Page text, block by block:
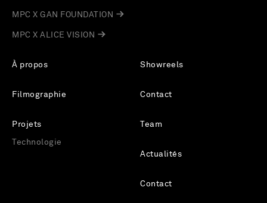
À propos
Filmographie
Projets
Technologie
Showreels
Contact
Team
Actualités
Contact
MPC X GAN FOUNDATION
MPC X ALICE VISION